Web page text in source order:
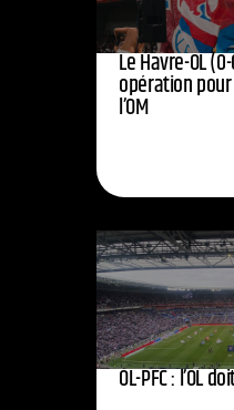
Le Havre-OL
opération pour
l’OM
OL-PFC : l’OL